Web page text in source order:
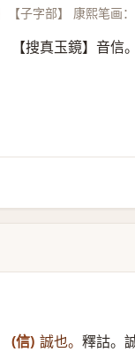
【子字部】 康熙笔画
【搜真玉鏡】音信。
(信) 誠也。 釋詁。